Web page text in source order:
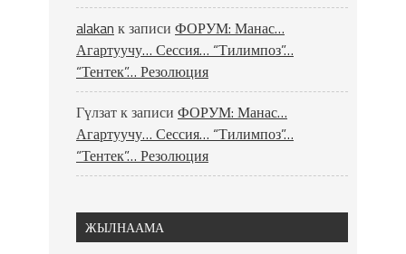
alakan к записи ФОРУМ: Манас…
Агартуучу… Сессия… “Тилимпоз”…
“Тентек”… Резолюция
Гүлзатк записи ФОРУМ: Манас…
Агартуучу… Сессия… “Тилимпоз”…
“Тентек”… Резолюция
ЖЫЛНААМА